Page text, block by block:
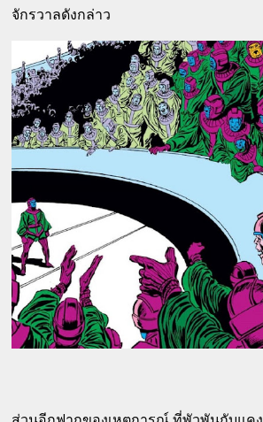
จักรวาลดังกล่าว